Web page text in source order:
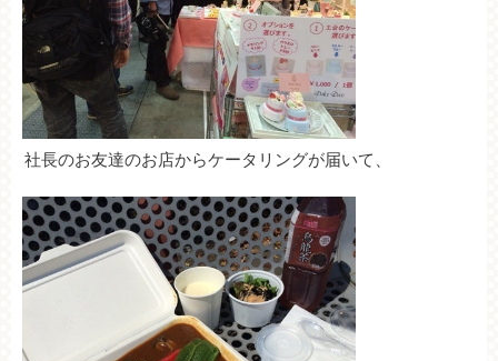
社長のお友達のお店からケータリングが届いて、